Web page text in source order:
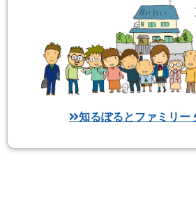
知るぽるとファミリー